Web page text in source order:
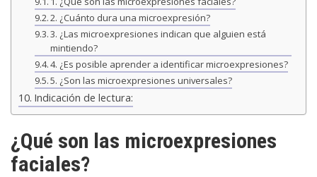
2. ¿Cuánto dura una microexpresión?
3. ¿Las microexpresiones indican que alguien está
mintiendo?
4. ¿Es posible aprender a identificar microexpresiones?
5. ¿Son las microexpresiones universales?
Indicación de lectura:
¿Qué son las microexpresiones
faciales?